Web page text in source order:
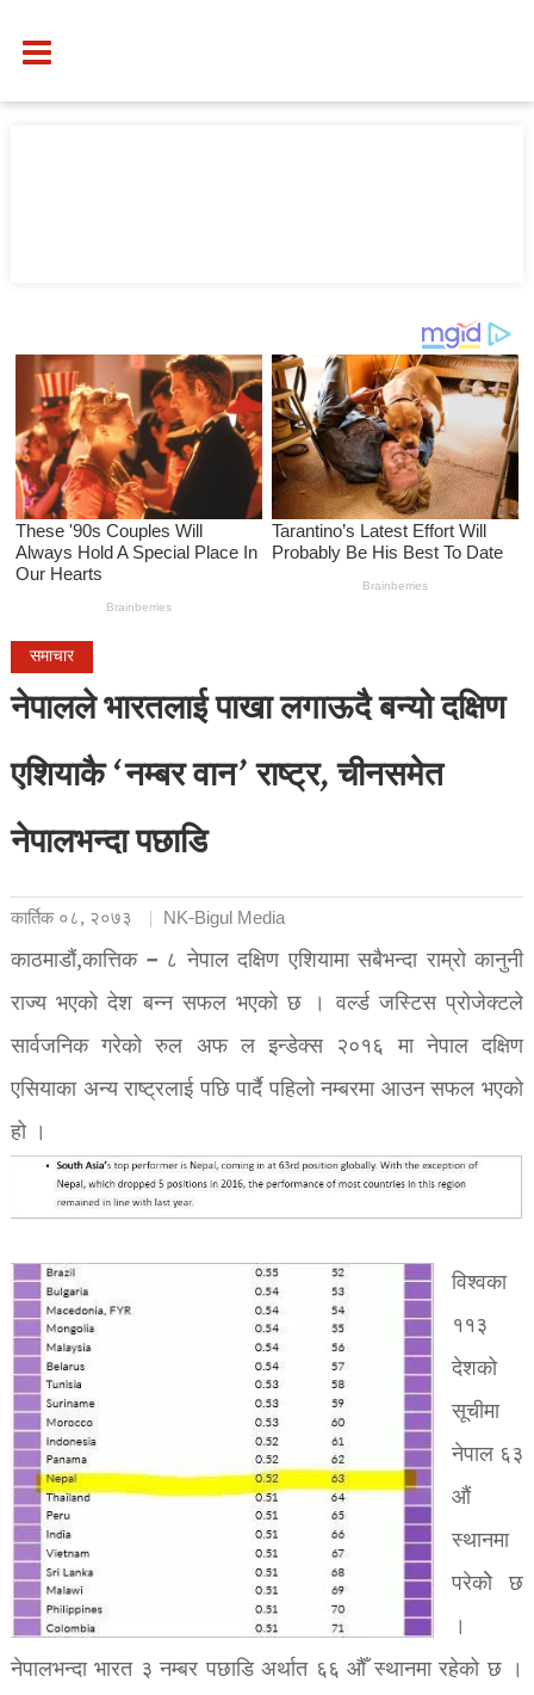
समाचार
नेपालले भारतलाई पाखा लगाऊदै बन्यो दक्षिण
एशियाकै ‘नम्बर वान’ राष्ट्र, चीनसमेत
नेपालभन्दा पछाडि
कार्तिक ०८, २०७३ NK-Bigul Media
काठमाडौं,कात्तिक– ८ नेपाल दक्षिण एशियामा सबैभन्दा राम्रो कानुनी
राज्य भएको देश बन्न सफल भएको छ । वर्ल्ड जस्टिस प्रोजेक्टले
सार्वजनिक गरेको रुल अफ ल इन्डेक्स २०१६ मा नेपाल दक्षिण
एसियाका अन्य राष्ट्रलाई पछि पार्दै पहिलो नम्बरमा आउन सफल भएको
हो ।
विश्वका
११३
देशको
सूचीमा
नेपाल ६३
औं
स्थानमा
परेकोे छ
।
नेपालभन्दा भारत ३ नम्बर पछाडि अर्थात ६६ औँ स्थानमा रहेको छ ।